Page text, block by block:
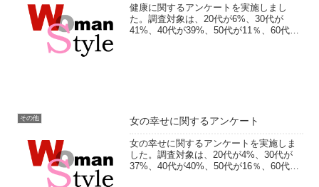
健康に関するアンケートを実施しまし
た。調査対象は、20代が6%、30代が
41%、40代が39%、50代が11％、60代以
その他 女の幸せに関するアンケート
女の幸せに関するアンケートを実施しま
した。調査対象は、20代が4%、30代が
37%、40代が40%、50代が16％、60代以